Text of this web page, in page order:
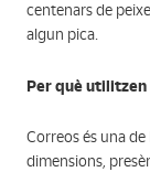
centenars de
algun pica.
Per què
Correos és una
dimensions,